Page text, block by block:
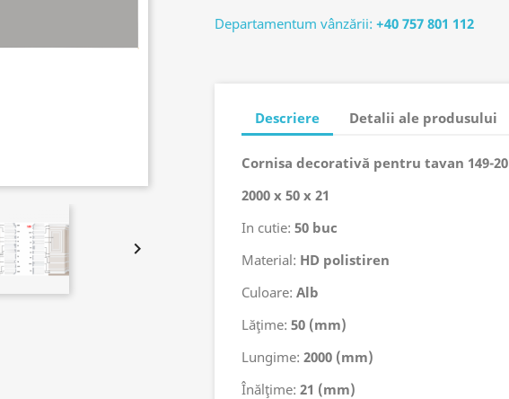

Departamentum vânzării: +40 757 801 112
Descriere Detalii ale produsului
Cornisa decorativă pentru tavan 149-20
2000 x 50 x 21
In cutie: 50 buc
Material: HD polistiren
Culoare: Alb
Lăţime: 50 (mm)
Lungime: 2000 (mm)
Înălţime: 21 (mm)